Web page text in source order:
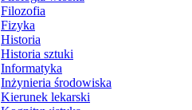
Filozofia
Fizyka
Historia
Historia sztuki
Informatyka
Inżynieria środowiska
Kierunek lekarski